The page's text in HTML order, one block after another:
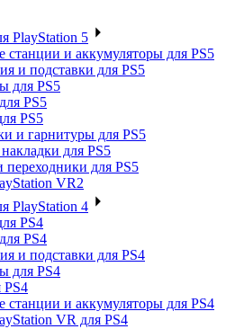
PlayStation 5
станции и аккумуляторы для PS5
и подставки для PS5
для PS5
PS5
PS5
и гарнитуры для PS5
для PS5
переходники для PS5
VR2
PlayStation 4
PS4
PS4
и подставки для PS4
для PS4
PS4
станции и аккумуляторы для PS4
VR для PS4